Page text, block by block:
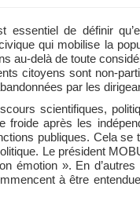
de définir
qui mobilise la
au-delà de toute
citoyens sont non-
par les
scientifiques,
froide après les
publiques. Cela se
Le président
émotion ». En
à être